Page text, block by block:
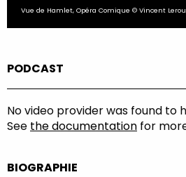
Vue de Hamlet, Opéra Comique © Vincent
PODCAST
No video provider was found to
See the documentation for
BIOGRAPHIE